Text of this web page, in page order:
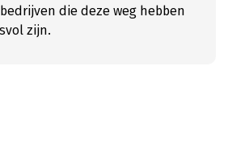
die deze weg hebben
zijn.